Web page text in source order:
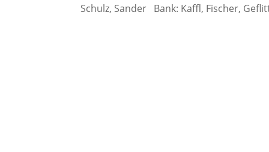
Schulz, Sander Bank: Kaffl, Fischer,